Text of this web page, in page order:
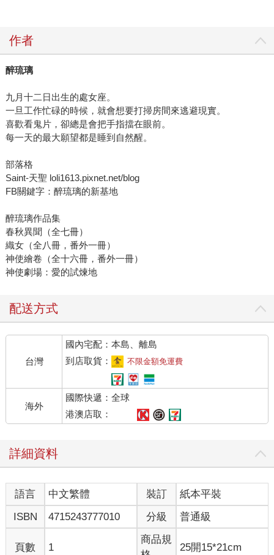
作者
醉琉璃
九月十二日出生的處女座。
一旦工作忙碌的時候，就會想要打掃房間來逃避現實。
喜歡看鬼片，卻總是會把手指擋在眼前。
每一天的最大願望都是睡到自然醒。
部落格
Saint-天聖 loli1613.pixnet.net/blog
FB關鍵字：醉琉璃的新基地
醉琉璃作品集
春秋異聞（全七冊）
織女（全八冊，番外一冊）
神使繪卷（全十六冊，番外一冊）
神使劇場：愛的試煉地
配送方式
台灣
國內宅配：本島、離島
到店取貨：
不限金額免運費
海外
國際快遞：全球
港澳店取：
詳細資料
語言 中文繁體 裝訂
紙本平裝
ISBN
4715243777010 分級 普通級
頁數 1
商品規
25開15*21cm